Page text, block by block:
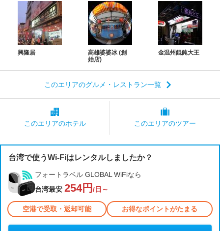
興隆居
高雄婆婆冰 (創
始店)
金温州餛飩大王
このエリアのグルメ・レストラン一覧
このエリアのホテル このエリアのツアー
台湾で使うWi-Fiはレンタルしましたか？
フォートラベル GLOBAL WiFiなら
台湾最安 254円 /日～
空港で受取・返却可能 お得なポイントがたまる